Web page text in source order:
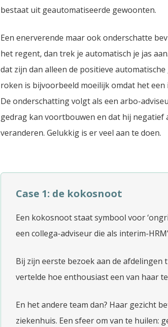
bestaat uit geautomatiseerde gewoonten.
Een enerverende maar ook onderschatte
het regent, dan trek je automatisch je jas
dat zijn dan alleen de positieve
roken is bijvoorbeeld moeilijk omdat het
De onderschatting volgt als een arbo-
gedrag kan voortbouwen en dat hij
veranderen. Gelukkig is er veel aan te doen.
Case 1: de kokosnoot
Een kokosnoot staat symbool voor
een collega-adviseur die als interim-
Bij zijn eerste bezoek aan de
vertelde hoe enthousiast een van haar
En het andere team dan? Haar gezicht
ziekenhuis. Een sfeer om van te huilen: